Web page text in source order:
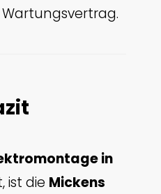
in
ist die Mickens